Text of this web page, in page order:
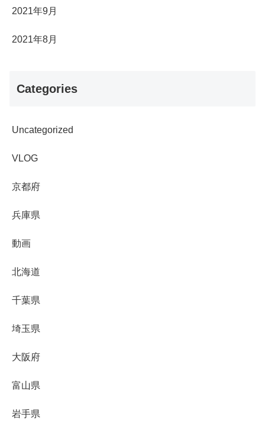
2021年9月
2021年8月
Categories
Uncategorized
VLOG
京都府
兵庫県
動画
北海道
千葉県
埼玉県
大阪府
富山県
岩手県